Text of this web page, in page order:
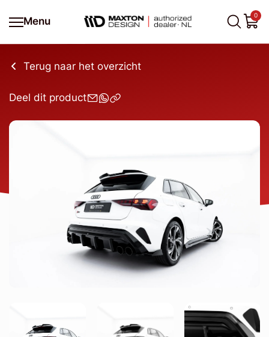
Menu
0
Terug naar het overzicht
Deel dit product